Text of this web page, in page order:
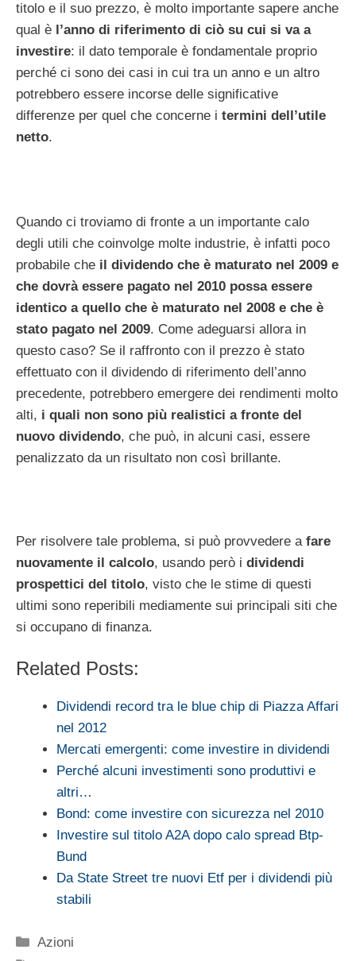
titolo e il suo prezzo, è molto importante sapere anche
qual è l’anno di riferimento di ciò su cui si va a
investire: il dato temporale è fondamentale proprio
perché ci sono dei casi in cui tra un anno e un altro
potrebbero essere incorse delle significative
differenze per quel che concerne i termini dell’utile
netto.
Quando ci troviamo di fronte a un importante calo
degli utili che coinvolge molte industrie, è infatti poco
probabile che il dividendo che è maturato nel 2009 e
che dovrà essere pagato nel 2010 possa essere
identico a quello che è maturato nel 2008 e che è
stato pagato nel 2009. Come adeguarsi allora in
questo caso? Se il raffronto con il prezzo è stato
effettuato con il dividendo di riferimento dell’anno
precedente, potrebbero emergere dei rendimenti molto
alti, i quali non sono più realistici a fronte del
nuovo dividendo, che può, in alcuni casi, essere
penalizzato da un risultato non così brillante.
Per risolvere tale problema, si può provvedere a fare
nuovamente il calcolo, usando però i dividendi
prospettici del titolo, visto che le stime di questi
ultimi sono reperibili mediamente sui principali siti che
si occupano di finanza.
Related Posts:
Dividendi record tra le blue chip di Piazza Affari
nel 2012
Mercati emergenti: come investire in dividendi
Perché alcuni investimenti sono produttivi e
altri…
Bond: come investire con sicurezza nel 2010
Investire sul titolo A2A dopo calo spread Btp-
Bund
Da State Street tre nuovi Etf per i dividendi più
stabili
Categorie
Azioni